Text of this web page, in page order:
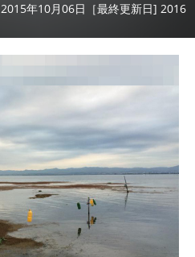
2015年10月06日［最終更新日] 2016